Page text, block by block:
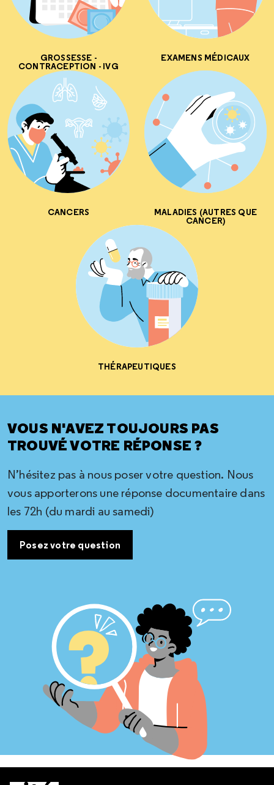
GROSSESSE -
CONTRACEPTION - IVG
EXAMENS MÉDICAUX
CANCERS MALADIES (AUTRES QUE
CANCER)
THÉRAPEUTIQUES
VOUS N'AVEZ TOUJOURS PAS
TROUVÉ VOTRE RÉPONSE ?
N’hésitez pas à nous poser votre question. Nous
vous apporterons une réponse documentaire dans
les 72h (du mardi au samedi)
Posez votre question